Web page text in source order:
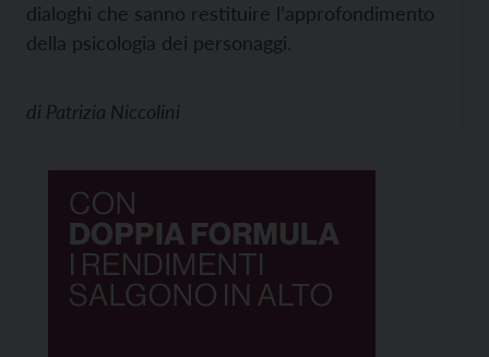
dialoghi che sanno restituire l’approfondimento
della psicologia dei personaggi.
di Patrizia Niccolini